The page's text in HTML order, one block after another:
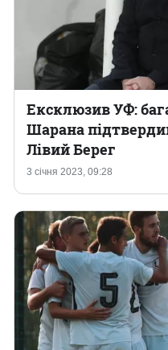
3 січня 2023, 09:28
Ексклюзив УФ:
Шарана
Лівий Берег